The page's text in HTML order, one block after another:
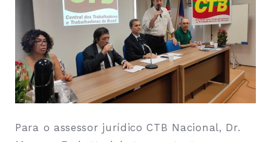
Para o assessor jurídico CTB Nacional, Dr.